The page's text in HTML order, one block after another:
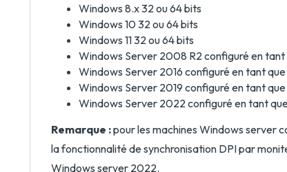
Windows 8.x 32 ou 64 bits
Windows 10 32 ou 64 bits
Windows 11 32 ou 64 bits
Windows Server 2008 R2 configuré en
Windows Server 2016 configuré en tant
Windows Server 2019 configuré en tant
Windows Server 2022 configuré en tant
Remarque :pour les machines Windows server
la fonctionnalité de synchronisation DPI par
Windows server 2022.